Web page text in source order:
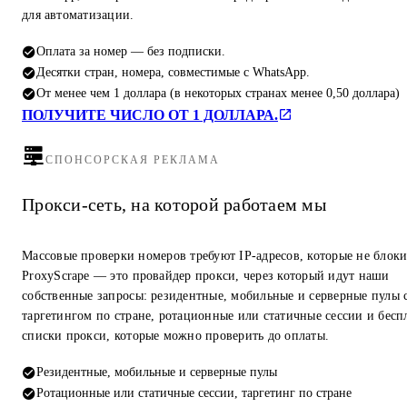
для автоматизации.
Оплата за номер — без подписки.
Десятки стран, номера, совместимые с WhatsApp.
От менее чем 1 доллара (в некоторых странах менее 0,50 доллара)
ПОЛУЧИТЕ ЧИСЛО ОТ 1 ДОЛЛАРА.
СПОНСОРСКАЯ РЕКЛАМА
Прокси-сеть, на которой работаем мы
Массовые проверки номеров требуют IP-адресов, которые не
ProxyScrape — это провайдер прокси, через который идут наши
собственные запросы: резидентные, мобильные и серверные пулы
таргетингом по стране, ротационные или статичные сессии и
списки прокси, которые можно проверить до оплаты.
Резидентные, мобильные и серверные пулы
Ротационные или статичные сессии, таргетинг по стране